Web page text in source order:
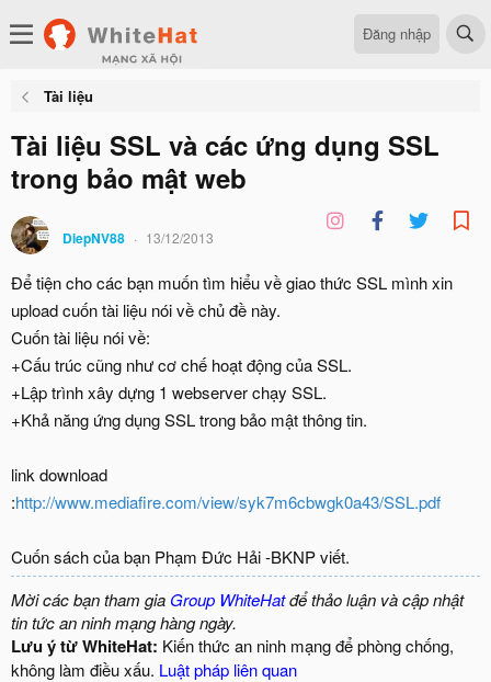
Đăng nhập
Tài liệu
Tài liệu SSL và các ứng dụng SSL
trong bảo mật web
DiepNV88 13/12/2013
Để tiện cho các bạn muốn tìm hiểu về giao thức SSL mình xin
upload cuốn tài liệu nói về chủ đề này.
Cuốn tài liệu nói về:
+Cấu trúc cũng như cơ chế hoạt động của SSL.
+Lập trình xây dựng 1 webserver chạy SSL.
+Khả năng ứng dụng SSL trong bảo mật thông tin.
link download
:http://www.mediafire.com/view/syk7m6cbwgk0a43/SSL.pdf
Cuốn sách của bạn Phạm Đức Hải -BKNP viết.
Mời các bạn tham gia Group WhiteHatđể thảo luận và cập nhật
tin tức an ninh mạng hàng ngày.
Lưu ý từ WhiteHat: Kiến thức an ninh mạng để phòng chống,
không làm điều xấu. Luật pháp liên quan